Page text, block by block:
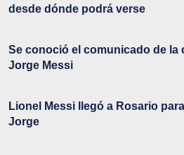
desde dónde podrá verse
Se conoció el comunicado de la
Jorge Messi
Lionel Messi llegó a Rosario
Jorge